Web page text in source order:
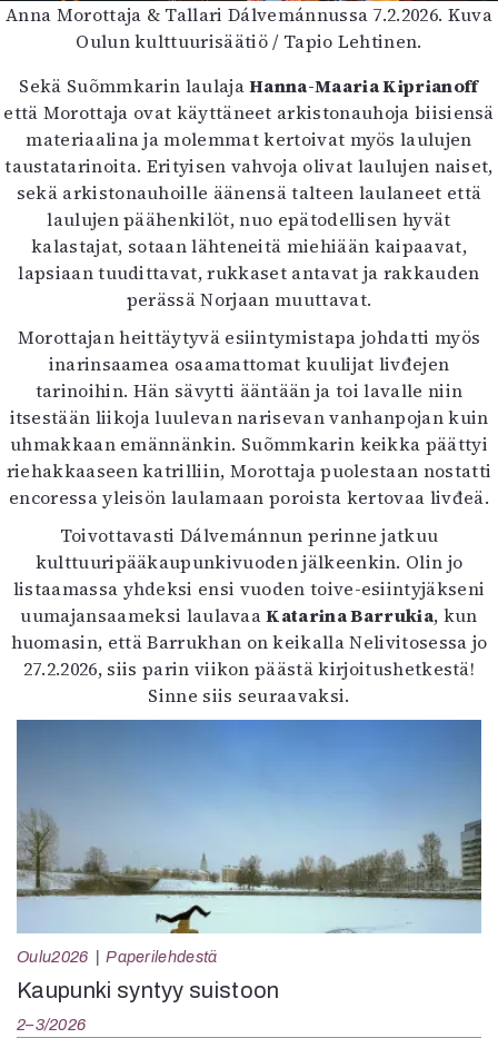
Anna Morottaja & Tallari Dálvemánnussa 7.2.2026. Kuva
Oulun kulttuurisäätiö / Tapio Lehtinen.
Sekä Suõmmkarin laulajaHanna-Maaria Kiprianoff
että Morottaja ovat käyttäneet arkistonauhoja biisiensä
materiaalina ja molemmat kertoivat myös laulujen
taustatarinoita. Erityisen vahvoja olivat laulujen naiset,
sekä arkistonauhoille äänensä talteen laulaneet että
laulujen päähenkilöt, nuo epätodellisen hyvät
kalastajat, sotaan lähteneitä miehiään kaipaavat,
lapsiaan tuudittavat, rukkaset antavat ja rakkauden
perässä Norjaan muuttavat.
Morottajan heittäytyvä esiintymistapa johdatti myös
inarinsaamea osaamattomat kuulijat livđejen
tarinoihin. Hän sävytti ääntään ja toi lavalle niin
itsestään liikoja luulevan narisevan vanhanpojan kuin
uhmakkaan emännänkin. Suõmmkarin keikka päättyi
riehakkaaseen katrilliin, Morottaja puolestaan nostatti
encoressa yleisön laulamaan poroista kertovaa livđeä.
Toivottavasti Dálvemánnun perinne jatkuu
kulttuuripääkaupunkivuoden jälkeenkin. Olin jo
listaamassa yhdeksi ensi vuoden toive-esiintyjäkseni
uumajansaameksi laulavaaKatarina Barrukia, kun
huomasin, että Barrukhan on keikalla Nelivitosessa jo
27.2.2026, siis parin viikon päästä kirjoitushetkestä!
Sinne siis seuraavaksi.
Oulu2026 Paperilehdestä
Kaupunki syntyy suistoon
2–3/2026